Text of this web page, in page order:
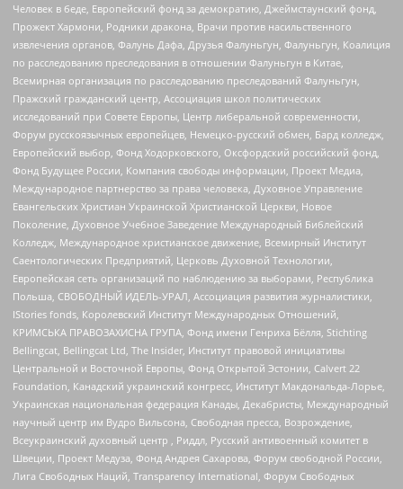
Человек в беде, Европейский фонд за демократию, Джеймстаунский фонд,
Прожект Хармони, Родники дракона, Врачи против насильственного
извлечения органов, Фалунь Дафа, Друзья Фалуньгун, Фалуньгун, Коалиция
по расследованию преследования в отношении Фалуньгун в Китае,
Всемирная организация по расследованию преследований Фалуньгун,
Пражский гражданский центр, Ассоциация школ политических
исследований при Совете Европы, Центр либеральной современности,
Форум русскоязычных европейцев, Немецко-русский обмен, Бард колледж,
Европейский выбор, Фонд Ходорковского, Оксфордский российский фонд,
Фонд Будущее России, Компания свободы информации, Проект Медиа,
Международное партнерство за права человека, Духовное Управление
Евангельских Христиан Украинской Христианской Церкви, Новое
Поколение, Духовное Учебное Заведение Международный Библейский
Колледж, Международное христианское движение, Всемирный Институт
Саентологических Предприятий, Церковь Духовной Технологии,
Европейская сеть организаций по наблюдению за выборами, Республика
Польша, СВОБОДНЫЙ ИДЕЛЬ-УРАЛ, Ассоциация развития журналистики,
IStories fonds, Королевский Институт Международных Отношений,
КРИМСЬКА ПРАВОЗАХИСНА ГРУПА, Фонд имени Генриха Бёлля, Stichting
Bellingcat, Bellingcat Ltd, The Insider, Институт правовой инициативы
Центральной и Восточной Европы, Фонд Открытой Эстонии, Calvert 22
Foundation, Канадский украинский конгресс, Институт Макдональда-Лорье,
Украинская национальная федерация Канады, Декабристы, Международный
научный центр им Вудро Вильсона, Свободная пресса, Возрождение,
Всеукраинский духовный центр , Риддл, Русский антивоенный комитет в
Швеции, Проект Медуза, Фонд Андрея Сахарова, Форум свободной России,
Лига Свободных Наций, Transparеncy International, Форум Свободных